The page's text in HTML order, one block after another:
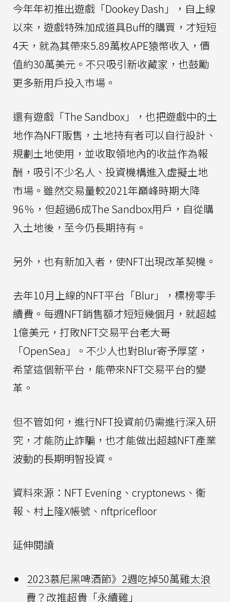
今年年初推出遊戲「Dookey Dash」，自上線
以來，遊戲特殊加成道具Buff的購買，才短短
4天，就為其帶來5.89萬枚APE猿幣收入，價
值約30萬美元。不只吸引新收藏家，也鼓勵
更多新用戶投入市場。
還有遊戲「The Sandbox」，也把遊戲中的土
地作為NFT販售，土地持有者可以自行設計、
規劃土地使用，並收取領地內的收益作為報
酬，吸引不少名人、投資機構進入虛擬土地
市場。雖然交易量較2021年巔峰時期大降
96％，但超過6成The Sandbox用戶，自從購
入土地後，至今仍長期持有。
另外，也有新加入者，使NFT出現改革契機。
去年10月上線的NFT平台「Blur」，標榜零手
續費。每週NFT銷售額才短短幾個月，就超越
1億美元，打敗NFT交易平台老大哥
「OpenSea」。不少人也對Blur寄予厚望，
希望這個新平台，能帶來NFT交易平台的變
革。
但不管如何，進行NFT投資前仍需進行深入研
究，才能防止詐騙，也才能做出超越NFT產業
波動的長期明智投資。
資料來源：NFT Evening、cryptonews、衛
報、村上隆X帳號、nftpricefloor
延伸閱讀
2023慕尼黑啤酒節》2週吃掉50萬雞太浪
費？改推超貴「永續雞」